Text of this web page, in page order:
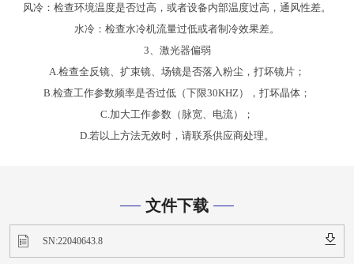
风冷：检查环境温度是否过高，或者设备内部温度过高，通风性差。
水冷：检查水冷机流量过低或者制冷效果差。
3、激光器偏弱
A.检查全反镜、扩束镜、场镜是否落入粉尘，打坏镜片；
B.检查工作参数频率是否过低（下限30KHZ），打坏晶体；
C.加大工作参数（脉宽、电流）；
D.若以上方法无效时，请联系供应商处理。
文件下载
SN:22040643.8